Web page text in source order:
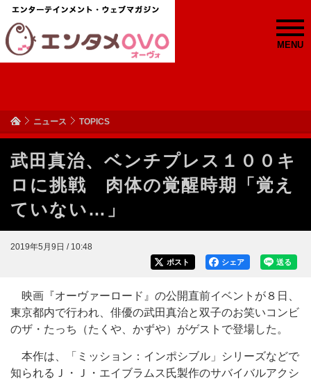
MENU
ニュース TOPICS
武田真治、ベンチプレス１００キ
ロに挑戦 肉体の覚醒時期「覚え
ていない…」
2019年5月9日 / 10:48
送る
シェア
ポスト
映画『オーヴァーロード』の公開直前イベントが８日、
東京都内で行われ、俳優の武田真治と双子のお笑いコンビ
のザ・たっち（たくや、かずや）がゲストで登場した。
本作は、「ミッション：インポシブル」シリーズなどで
知られるＪ・Ｊ・エイブラムス氏製作のサバイバルアクシ